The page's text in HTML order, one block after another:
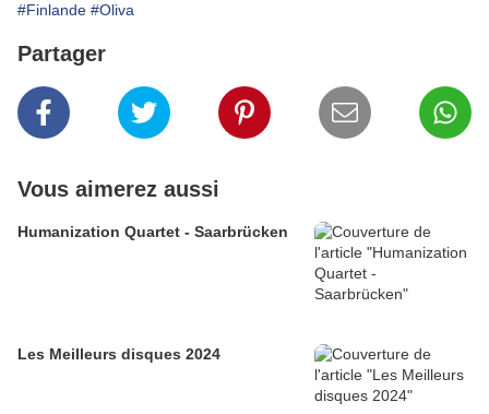
#Finlande #Oliva
Partager
Vous aimerez aussi
Humanization Quartet - Saarbrücken
Les Meilleurs disques 2024